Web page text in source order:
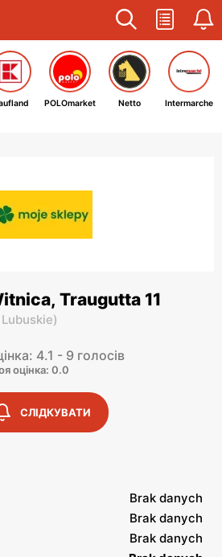
POLOmarket Netto Intermarche
Traugutta 11
Lubuskie)
4.1 - 9 голосів
оцінка: 0.0
СЛІДКУВАТИ
Brak danych
Brak danych
Brak danych